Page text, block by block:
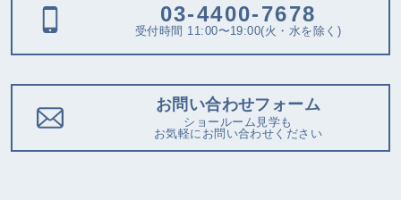
03-4400-7678
受付時間 11:00〜19:00(火・水を除く)
お問い合わせフォーム
ショールーム見学も
お気軽にお問い合わせください